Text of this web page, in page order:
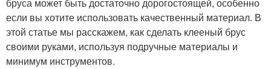
бруса может быть достаточно дорогостоящей, особенно
если вы хотите использовать качественный материал. В
этой статье мы расскажем, как сделать клееный брус
своими руками, используя подручные материалы и
минимум инструментов.